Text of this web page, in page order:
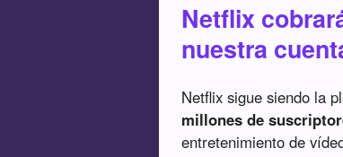
Netflix
nuestra
Netflix sigue siendo la
millones de
entretenimiento de